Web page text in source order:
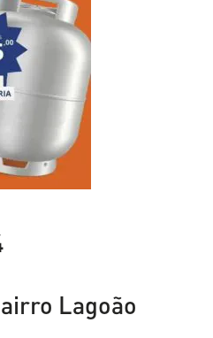
Lagoão